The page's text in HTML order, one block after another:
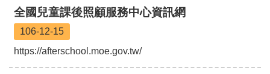
便
務
全國兒童課後照顧服務中心資訊網
106-12-15
https://afterschool.moe.gov.tw/